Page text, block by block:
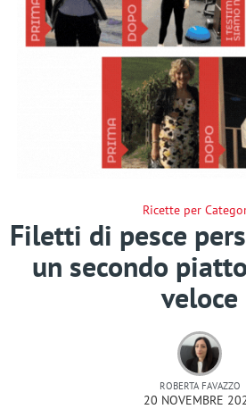
Ricette per
Filetti di pesce
un secondo
veloce
ROBERTA FAVAZZO
20 NOVEMBRE